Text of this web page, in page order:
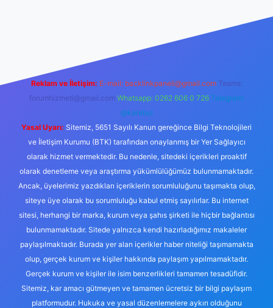
Reklam ve İletişim: E-mail: backlinkpaneli@gmail.com Teams:
forumhizmeti@gmail.com Whatsapp: 0262 606 0 726 Telegram:
@karabul
Yasal Uyarı: Sitemiz, 5651 Sayılı Kanun gereğince Bilgi Teknolojileri
ve İletişim Kurumu (BTK) tarafından onaylanmış bir Yer Sağlayıcı
olarak hizmet vermektedir. Bu nedenle, sitedeki içerikleri proaktif
olarak denetleme veya araştırma yükümlülüğümüz bulunmamaktadır.
Ancak, üyelerimiz yazdıkları içeriklerin sorumluluğunu taşımakta olup,
siteye üye olarak bu sorumluluğu kabul etmiş sayılırlar. Bu internet
sitesi, herhangi bir marka, kurum veya şahıs şirketi ile hiçbir bağlantısı
bulunmamaktadır. Sitede yalnızca kendi hazırladığımız makaleler
paylaşılmaktadır. Burada yer alan içerikler haber niteliği taşımamakta
olup, gerçek kurum ve kişiler hakkında paylaşım yapılmamaktadır.
Gerçek kurum ve kişiler ile isim benzerlikleri tamamen tesadüfidir.
Sitemiz, kar amacı gütmeyen ve tamamen ücretsiz bir bilgi paylaşım
platformudur. Hukuka ve yasal düzenlemelere aykırı olduğunu